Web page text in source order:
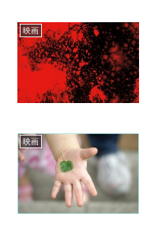
映画
映画